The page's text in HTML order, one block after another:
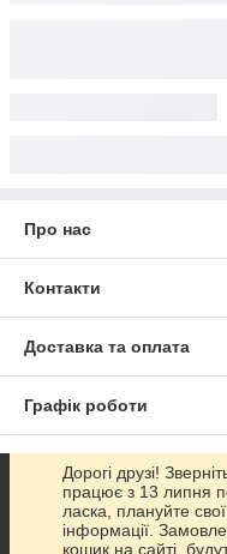
Про нас
Контакти
Доставка та оплата
Графік роботи
Повна версія сайту
Сайт створено на
Дорогі друзі!
працює з 13 липня
ласка, плануйте
інформації.
кошик на сайті,